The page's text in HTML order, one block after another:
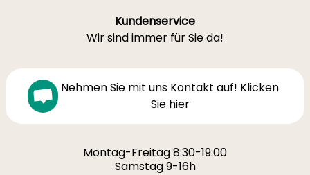
Kundenservice
Wir sind immer für Sie da!
Nehmen Sie mit uns Kontakt auf! Klicken
Sie hier
Montag-Freitag 8:30-19:00
Samstag 9-16h